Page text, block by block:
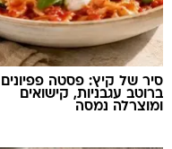
סיר של קיץ: פסטה פפיונים
ברוטב עגבניות, קישואים
ומוצרלה נמסה